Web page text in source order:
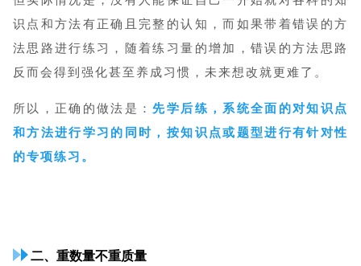
识点和方法有正确且完整的认知，而如果带着错误的方
法思路进行练习，随着练习量的增加，错误的方法思路
反而会得到强化甚至养成习惯，未来想改就更难了。
所以，正确的做法是：先学后练，系统全面的对知识点
和方法进行学习的同时，按知识点或题型进行有针对性
的专项练习。
二、重数量不重质量